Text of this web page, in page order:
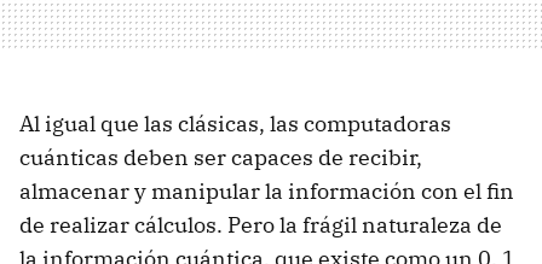
Al igual que las clásicas, las computadoras
cuánticas deben ser capaces de recibir,
almacenar y manipular la información con el fin
de realizar cálculos. Pero la frágil naturaleza de
la información cuántica, que existe como un 0, 1